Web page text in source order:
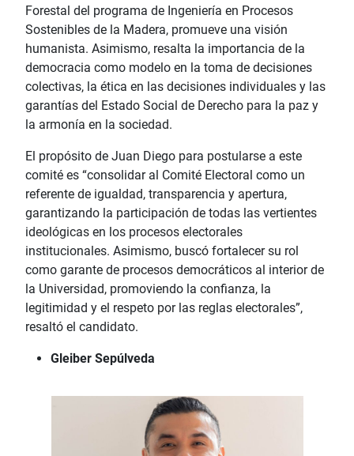
Forestal del programa de Ingeniería en Procesos
Sostenibles de la Madera, promueve una visión
humanista. Asimismo, resalta la importancia de la
democracia como modelo en la toma de decisiones
colectivas, la ética en las decisiones individuales y las
garantías del Estado Social de Derecho para la paz y
la armonía en la sociedad.
El propósito de Juan Diego para postularse a este
comité es “consolidar al Comité Electoral como un
referente de igualdad, transparencia y apertura,
garantizando la participación de todas las vertientes
ideológicas en los procesos electorales
institucionales. Asimismo, buscó fortalecer su rol
como garante de procesos democráticos al interior de
la Universidad, promoviendo la confianza, la
legitimidad y el respeto por las reglas electorales”,
resaltó el candidato.
Gleiber Sepúlveda